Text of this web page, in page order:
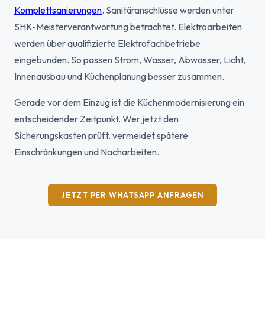
Komplettsanierungen. Sanitäranschlüsse werden unter
SHK-Meisterverantwortung betrachtet. Elektroarbeiten
werden über qualifizierte Elektrofachbetriebe
eingebunden. So passen Strom, Wasser, Abwasser, Licht,
Innenausbau und Küchenplanung besser zusammen.
Gerade vor dem Einzug ist die Küchenmodernisierung ein
entscheidender Zeitpunkt. Wer jetzt den
Sicherungskasten prüft, vermeidet spätere
Einschränkungen und Nacharbeiten.
JETZT PER WHATSAPP ANFRAGEN